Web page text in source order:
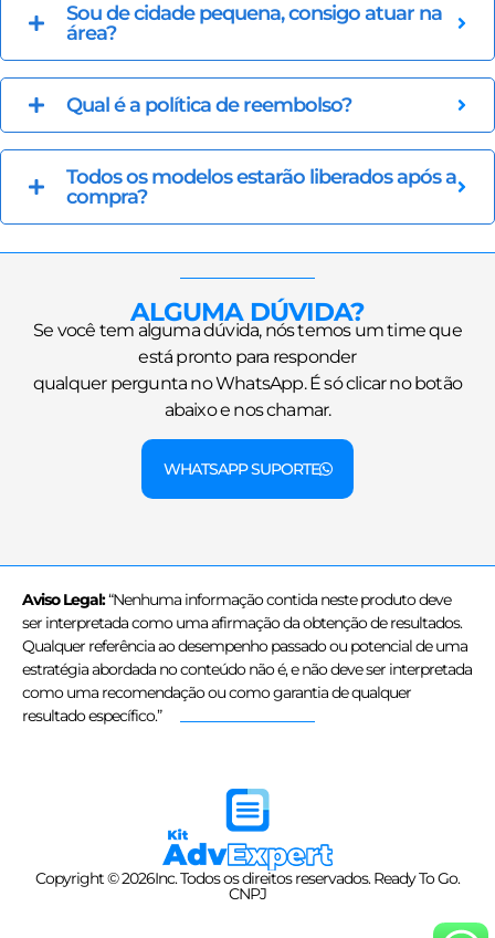
Sou de cidade pequena, consigo atuar na
área?
Qual é a política de reembolso?
Todos os modelos estarão liberados após a
compra?
ALGUMA DÚVIDA?
Se você tem alguma dúvida, nós temos um time que
está pronto para responder
qualquer pergunta no WhatsApp. É só clicar no botão
abaixo e nos chamar.
WHATSAPP SUPORTE
Aviso Legal:“Nenhuma informação contida neste produto deve
ser interpretada como uma afirmação da obtenção de resultados.
Qualquer referência ao desempenho passado ou potencial de uma
estratégia abordada no conteúdo não é, e não deve ser interpretada
como uma recomendação ou como garantia de qualquer
resultado específico.”
Copyright © 2026Inc. Todos os direitos reservados. Ready To Go.
CNPJ